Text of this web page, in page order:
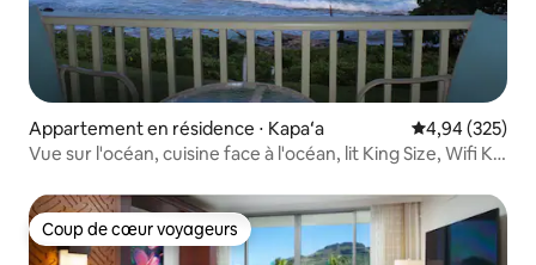
Appartement en résidence ⋅ Kapaʻa Évaluation
4,94 (325)
Vue sur l'océan, cuisine face à l'océan, lit King Size, Wifi K-
Coup de cœur voyageurs
Coup de cœur voyageurs